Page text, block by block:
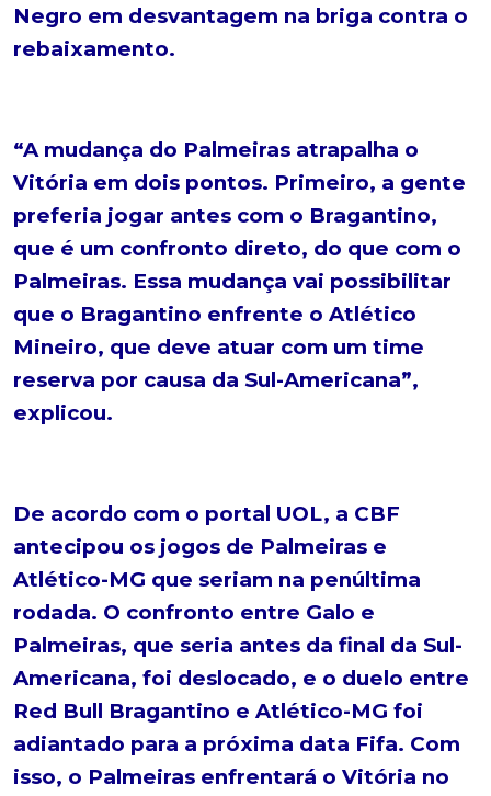
Negro em desvantagem na briga contra o
rebaixamento.
“A mudança do Palmeiras atrapalha o
Vitória em dois pontos. Primeiro, a gente
preferia jogar antes com o Bragantino,
que é um confronto direto, do que com o
Palmeiras. Essa mudança vai possibilitar
que o Bragantino enfrente o Atlético
Mineiro, que deve atuar com um time
reserva por causa da Sul-Americana”,
explicou.
De acordo com o portal UOL, a CBF
antecipou os jogos de Palmeiras e
Atlético-MG que seriam na penúltima
rodada. O confronto entre Galo e
Palmeiras, que seria antes da final da Sul-
Americana, foi deslocado, e o duelo entre
Red Bull Bragantino e Atlético-MG foi
adiantado para a próxima data Fifa. Com
isso, o Palmeiras enfrentará o Vitória no